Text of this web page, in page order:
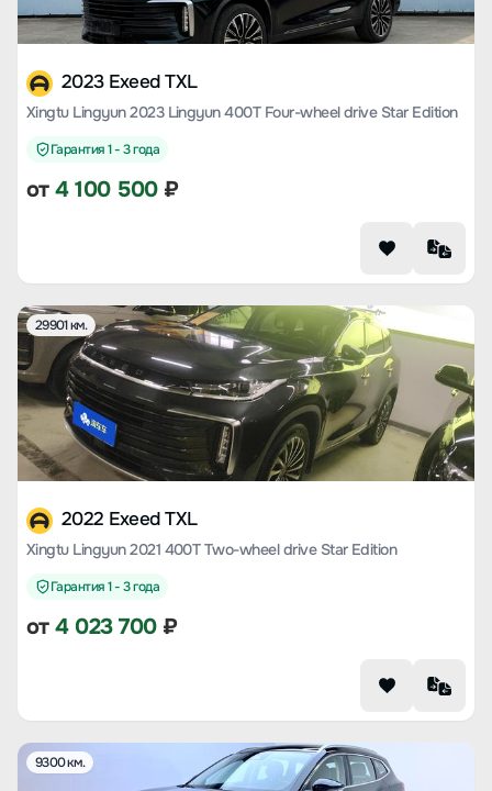
2023 Exeed TXL
Xingtu Lingyun 2023 Lingyun 400T Four-wheel drive Star Edition
Гарантия 1 - 3 года
от4 100 500₽
29901 км.
2022 Exeed TXL
Xingtu Lingyun 2021 400T Two-wheel drive Star Edition
Гарантия 1 - 3 года
от4 023 700₽
9300 км.